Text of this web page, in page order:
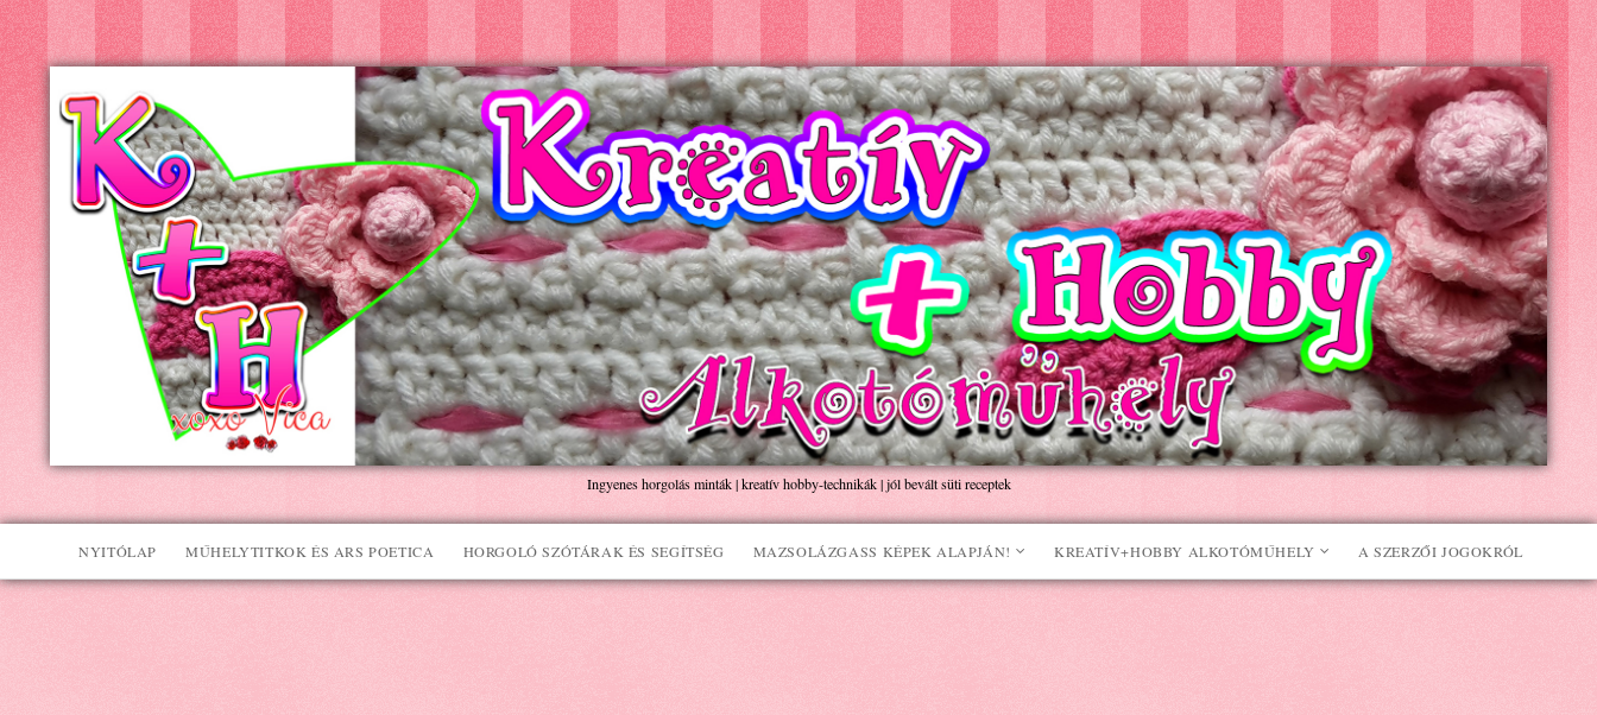
Kreatív+Hobby
Alkotóműhely
Ingyenes horgolás minták | kreatív hobby-technikák | jól bevált süti receptek
NYITÓLAP MŰHELYTITKOK ÉS ARS POETICA HORGOLÓ SZÓTÁRAK ÉS SEGÍTSÉG MAZSOLÁZGASS KÉPEK ALAPJÁN! KREATÍV+HOBBY ALKOTÓMŰHELY A SZERZŐI JOGOKRÓL